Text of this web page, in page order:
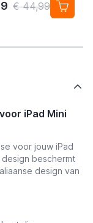
€ 44,99
iPad Mini
voor jouw iPad
beschermt
design van